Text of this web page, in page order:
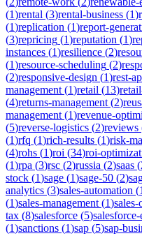
(1)rental (3)rental-business (1)
(1)replication (1)report-
(3)repricing (1)reputation (1)
instances (1)resilience (2)
(1)resource-scheduling (2)
(2)responsive-design (1)rest-
management (1)retail (13)
(4)returns-management (2)
management (1)revenue-
(5)reverse-logistics (2)reviews
(1)rfq (1)rich-results (1)risk-
(4)rohs (1)roi (34)roi-
(1)rpa (3)rsc (2)russia (2)saas (
stock (1)sage (1)sage-50 (2)
analytics (3)sales-automation (1
(1)sales-management (1)sales-
tax (8)salesforce (5)
(1)sanctions (1)sap (5)sap-